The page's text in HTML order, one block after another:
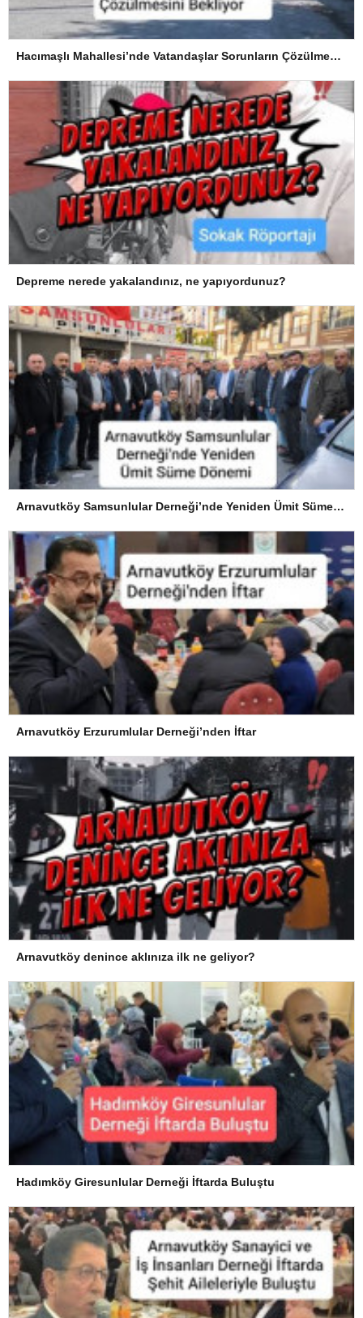
Hacımaşlı Mahallesi’nde Vatandaşlar Sorunların Çözülmesini Bekliyor
Depreme nerede yakalandınız, ne yapıyordunuz?
Arnavutköy Samsunlular Derneği’nde Yeniden Ümit Süme Dönemi
Arnavutköy Erzurumlular Derneği’nden İftar
Arnavutköy denince aklınıza ilk ne geliyor?
Hadımköy Giresunlular Derneği İftarda Buluştu